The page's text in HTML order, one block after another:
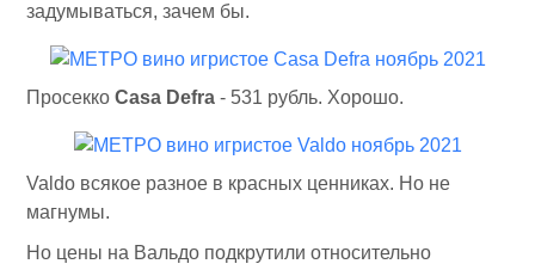
задумываться, зачем бы.
Просекко Casa Defra - 531 рубль. Хорошо.
Valdo всякое разное в красных ценниках. Но не
магнумы.
Но цены на Вальдо подкрутили относительно